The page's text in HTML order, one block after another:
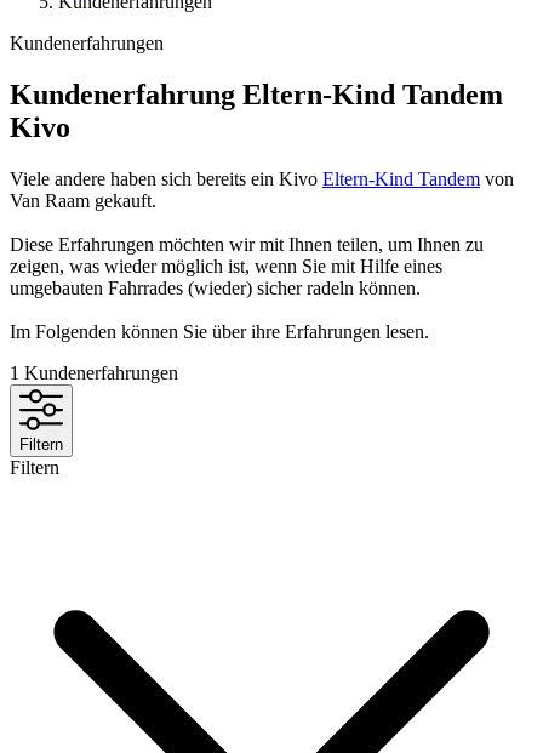
Kundenerfahrungen
Kundenerfahrung Eltern-Kind Tandem
Kivo
Viele andere haben sich bereits ein Kivo Eltern-Kind Tandem von
Van Raam gekauft.
Diese Erfahrungen möchten wir mit Ihnen teilen, um Ihnen zu
zeigen, was wieder möglich ist, wenn Sie mit Hilfe eines
umgebauten Fahrrades (wieder) sicher radeln können.
Im Folgenden können Sie über ihre Erfahrungen lesen.
1 Kundenerfahrungen
Filtern
Filtern